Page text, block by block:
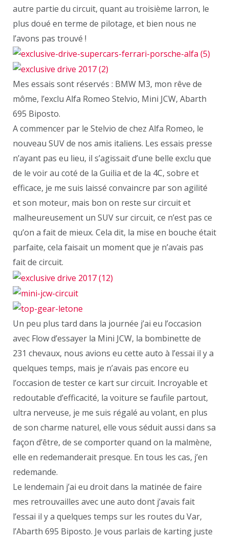
autre partie du circuit, quant au troisième larron, le
plus doué en terme de pilotage, et bien nous ne
l’avons pas trouvé !
Mes essais sont réservés : BMW M3, mon rêve de
môme, l’exclu Alfa Romeo Stelvio, Mini JCW, Abarth
695 Biposto.
A commencer par le Stelvio de chez Alfa Romeo, le
nouveau SUV de nos amis italiens. Les essais presse
n’ayant pas eu lieu, il s’agissait d’une belle exclu que
de le voir au coté de la Guilia et de la 4C, sobre et
efficace, je me suis laissé convaincre par son agilité
et son moteur, mais bon on reste sur circuit et
malheureusement un SUV sur circuit, ce n’est pas ce
qu’on a fait de mieux. Cela dit, la mise en bouche était
parfaite, cela faisait un moment que je n’avais pas
fait de circuit.
Un peu plus tard dans la journée j’ai eu l’occasion
avec Flow d’essayer la Mini JCW, la bombinette de
231 chevaux, nous avions eu cette auto à l’essai il y a
quelques temps, mais je n’avais pas encore eu
l’occasion de tester ce kart sur circuit. Incroyable et
redoutable d’efficacité, la voiture se faufile partout,
ultra nerveuse, je me suis régalé au volant, en plus
de son charme naturel, elle vous séduit aussi dans sa
façon d’être, de se comporter quand on la malmène,
elle en redemanderait presque. En tous les cas, j’en
redemande.
Le lendemain j’ai eu droit dans la matinée de faire
mes retrouvailles avec une auto dont j’avais fait
l’essai il y a quelques temps sur les routes du Var,
l’Abarth 695 Biposto. Je vous parlais de karting juste